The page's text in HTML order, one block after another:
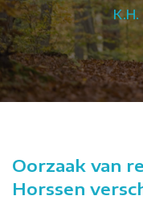
Oorzaak van
Horssen